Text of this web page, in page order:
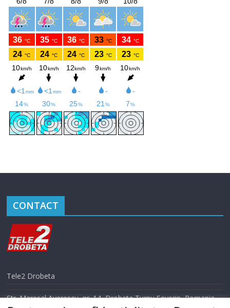
CONTACT
Tele2 Drobeta
Str. Maresal Averescu, nr. 14, Drobeta Turnu Severin, Romania